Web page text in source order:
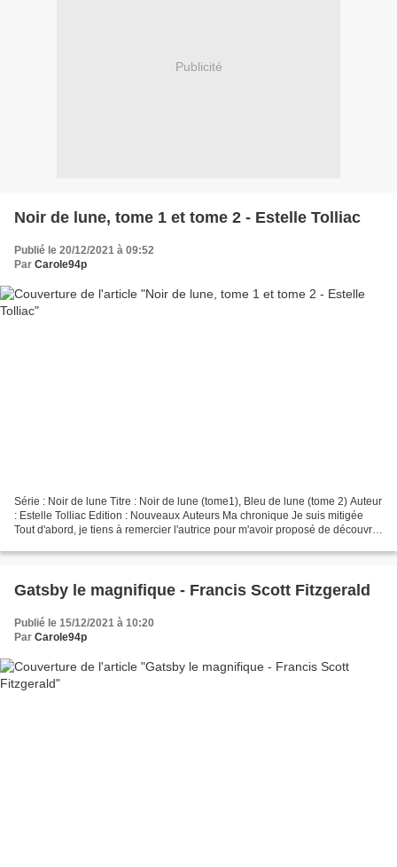
Publicité
Noir de lune, tome 1 et tome 2 - Estelle Tolliac
Publié le 20/12/2021 à 09:52
Par Carole94p
Série : Noir de lune Titre : Noir de lune (tome1), Bleu de lune (tome 2) Auteur
: Estelle Tolliac Edition : Nouveaux Auteurs Ma chronique Je suis mitigée
Tout d'abord, je tiens à remercier l'autrice pour m'avoir proposé de découvrir
Gatsby le magnifique - Francis Scott Fitzgerald
Publié le 15/12/2021 à 10:20
Par Carole94p